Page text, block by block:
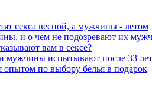
секса весной, а мужчины - летом
и о чем не подозревают их
вам в сексе?
мужчины испытывают после 33 лет
по выбору белья в подарок